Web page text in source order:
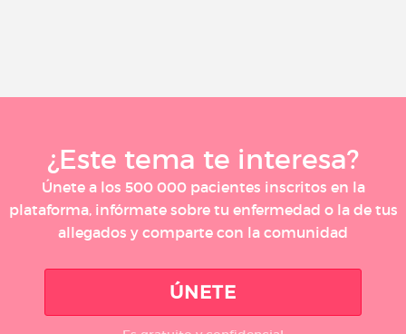
¿Este tema te interesa?
Únete a los 500 000 pacientes inscritos en la
plataforma, infórmate sobre tu enfermedad o la de tus
allegados y comparte con la comunidad
ÚNETE